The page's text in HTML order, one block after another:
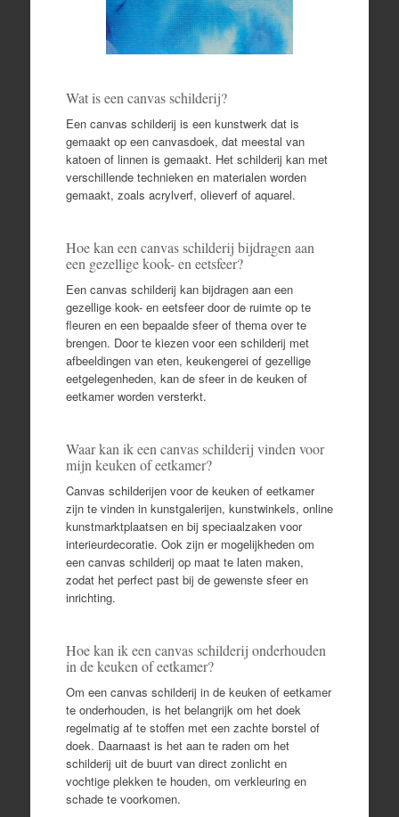
Wat is een canvas schilderij?
Een canvas schilderij is een kunstwerk dat is
gemaakt op een canvasdoek, dat meestal van
katoen of linnen is gemaakt. Het schilderij kan met
verschillende technieken en materialen worden
gemaakt, zoals acrylverf, olieverf of aquarel.
Hoe kan een canvas schilderij bijdragen aan
een gezellige kook- en eetsfeer?
Een canvas schilderij kan bijdragen aan een
gezellige kook- en eetsfeer door de ruimte op te
fleuren en een bepaalde sfeer of thema over te
brengen. Door te kiezen voor een schilderij met
afbeeldingen van eten, keukengerei of gezellige
eetgelegenheden, kan de sfeer in de keuken of
eetkamer worden versterkt.
Waar kan ik een canvas schilderij vinden voor
mijn keuken of eetkamer?
Canvas schilderijen voor de keuken of eetkamer
zijn te vinden in kunstgalerijen, kunstwinkels, online
kunstmarktplaatsen en bij speciaalzaken voor
interieurdecoratie. Ook zijn er mogelijkheden om
een canvas schilderij op maat te laten maken,
zodat het perfect past bij de gewenste sfeer en
inrichting.
Hoe kan ik een canvas schilderij onderhouden
in de keuken of eetkamer?
Om een canvas schilderij in de keuken of eetkamer
te onderhouden, is het belangrijk om het doek
regelmatig af te stoffen met een zachte borstel of
doek. Daarnaast is het aan te raden om het
schilderij uit de buurt van direct zonlicht en
vochtige plekken te houden, om verkleuring en
schade te voorkomen.